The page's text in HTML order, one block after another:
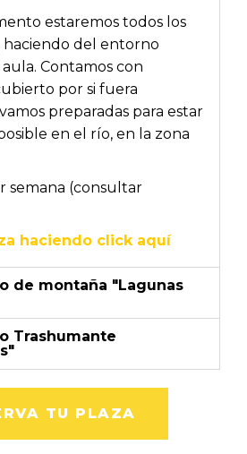
estaremos todos los
haciendo del entorno
Contamos con
por si fuera
preparadas para estar
en el río, en la zona
semana (consultar
haciendo click aquí
de montaña "Lagunas
Trashumante
TU PLAZA